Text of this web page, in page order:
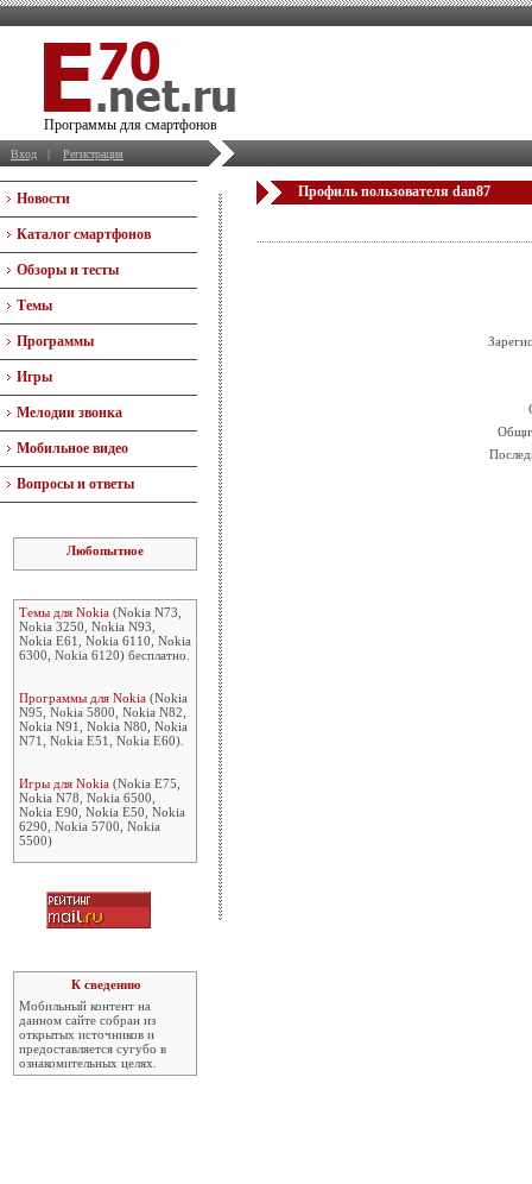
Программы для смартфонов
Вход | Регистрация
Новости
Каталог смартфонов
Обзоры и тесты
Темы
Программы
Игры
Мелодии звонка
Мобильное видео
Вопросы и ответы
Любопытное
Темы для Nokia (Nokia N73,
Nokia 3250, Nokia N93,
Nokia E61, Nokia 6110, Nokia
6300, Nokia 6120) бесплатно.
Программы для Nokia (Nokia
N95, Nokia 5800, Nokia N82,
Nokia N91, Nokia N80, Nokia
N71, Nokia E51, Nokia E60).
Игры для Nokia (Nokia E75,
Nokia N78, Nokia 6500,
Nokia E90, Nokia E50, Nokia
6290, Nokia 5700, Nokia
5500)
К сведению
Мобильный контент на
данном сайте собран из
открытых источников и
предоставляется сугубо в
ознакомительных целях.
Профиль пользователя dan87